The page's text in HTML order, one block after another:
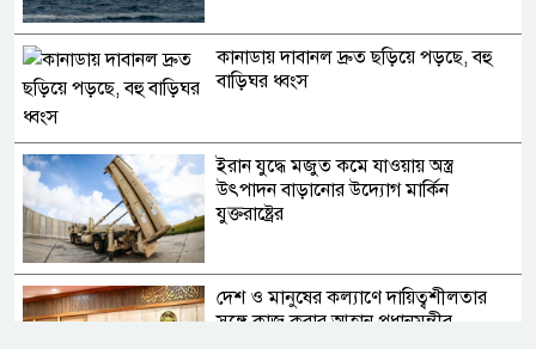
কানাডায় দাবানল দ্রুত ছড়িয়ে পড়ছে, বহু
বাড়িঘর ধ্বংস
ইরান যুদ্ধে মজুত কমে যাওয়ায় অস্ত্র
উৎপাদন বাড়ানোর উদ্যোগ মার্কিন
যুক্তরাষ্ট্রের
দেশ ও মানুষের কল্যাণে দায়িত্বশীলতার
সঙ্গে কাজ করার আহ্বান প্রধানমন্ত্রীর